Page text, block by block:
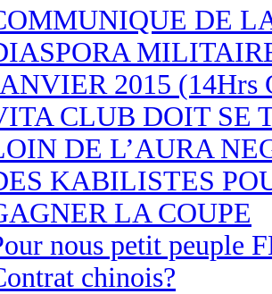
DE
2015 (14Hrs
CLUB DOIT SE
DE L’AURA
KABILISTES
LA COUPE
nous petit peuple
chinois?